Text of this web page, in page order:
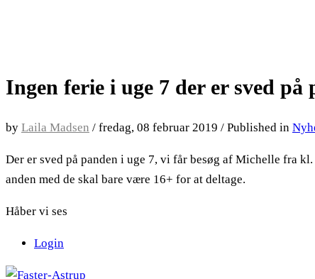
Ingen ferie i uge 7 der er sved på
by Laila Madsen / fredag, 08 februar 2019 / Published in
Der er sved på panden i uge 7, vi får besøg af Michelle fra
anden med de skal bare være 16+ for at deltage.
Håber vi ses
Login